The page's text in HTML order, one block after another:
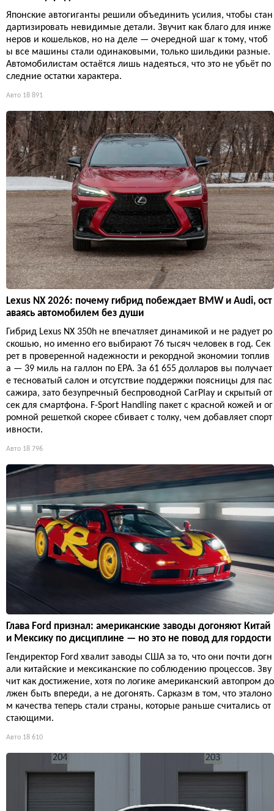
Японские автогиганты решили объединить усилия, чтобы стан
дартизировать невидимые детали. Звучит как благо для инже
неров и кошельков, но на деле — очередной шаг к тому, чтоб
ы все машины стали одинаковыми, только шильдики разные.
Автомобилистам остаётся лишь надеяться, что это не убьёт по
следние остатки характера.
Авто 18 891
Lexus NX 2026: почему гибрид побеждает BMW и Audi, ост
аваясь автомобилем без души
Гибрид Lexus NX 350h не впечатляет динамикой и не радует ро
скошью, но именно его выбирают 76 тысяч человек в год. Сек
рет в проверенной надежности и рекордной экономии топлив
а — 39 миль на галлон по EPA. За 61 655 долларов вы получает
е тесноватый салон и отсутствие поддержки поясницы для пас
сажира, зато безупречный беспроводной CarPlay и скрытый от
сек для смартфона. F-Sport Handling пакет с красной кожей и ог
ромной решеткой скорее сбивает с толку, чем добавляет спорт
ивности.
Авто 18 796
Глава Ford признал: американские заводы догоняют Китай
и Мексику по дисциплине — но это не повод для гордости
Гендиректор Ford хвалит заводы США за то, что они почти догн
али китайские и мексиканские по соблюдению процессов. Зву
чит как достижение, хотя по логике американский автопром до
лжен быть впереди, а не догонять. Сарказм в том, что эталоно
м качества теперь стали страны, которые раньше считались от
стающими.
Авто 18 610